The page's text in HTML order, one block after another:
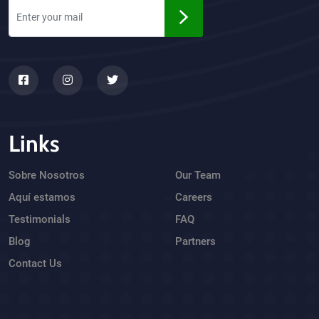
Links
Sobre Nosotros
Aquí estamos
Testimonials
Blog
Contact Us
Our Team
Careers
FAQ
Partners